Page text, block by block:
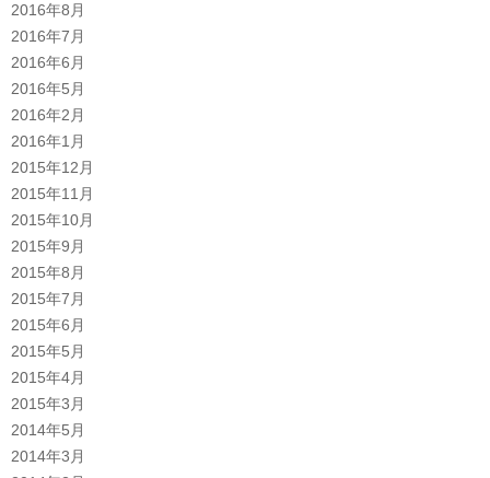
2016年8月
2016年7月
2016年6月
2016年5月
2016年2月
2016年1月
2015年12月
2015年11月
2015年10月
2015年9月
2015年8月
2015年7月
2015年6月
2015年5月
2015年4月
2015年3月
2014年5月
2014年3月